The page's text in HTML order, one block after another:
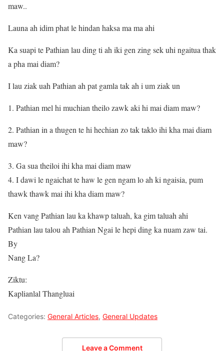
maw..
Launa ah idim phat le hindan haksa ma ma ahi
Ka suapi te Pathian lau ding ti ah iki gen zing sek uhi ngaitua thak
a pha mai diam?
I lau ziak uah Pathian ah pat gamla tak ah i um ziak un
1. Pathian mel hi muchian theilo zawk aki hi mai diam maw?
2. Pathian in a thugen te hi hechian zo tak taklo ihi kha mai diam
maw?
3. Ga sua theiloi ihi kha mai diam maw
4. I dawi le ngaichat te haw le gen ngam lo ah ki ngaisia, pum
thawk thawk mai ihi kha diam maw?
Ken vang Pathian lau ka khawp taluah, ka gim taluah ahi
Pathian lau talou ah Pathian Ngai le hepi ding ka nuam zaw tai.
By
Nang La?
Ziktu:
Kaplianlal Thangluai
Categories: General Articles, General Updates
Leave a Comment